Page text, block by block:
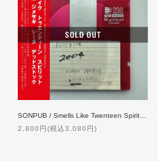
2,800円(税込3,080円)